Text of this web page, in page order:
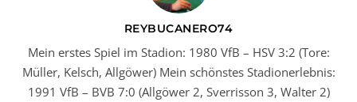
REYBUCANERO74
Mein erstes Spiel im Stadion: 1980 VfB – HSV 3:2 (Tore:
Müller, Kelsch, Allgöwer) Mein schönstes Stadionerlebnis:
1991 VfB – BVB 7:0 (Allgöwer 2, Sverrisson 3, Walter 2)